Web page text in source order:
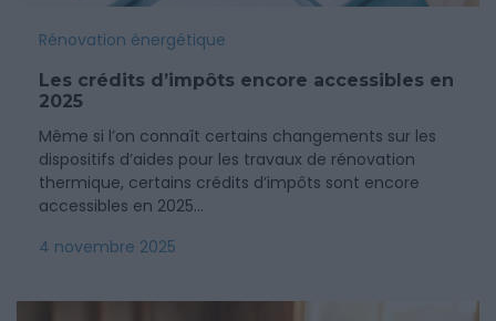
Rénovation énergétique
Les crédits d’impôts encore accessibles en
2025
Même si l’on connaît certains changements sur les
dispositifs d’aides pour les travaux de rénovation
thermique, certains crédits d’impôts sont encore
accessibles en 2025…
4 novembre 2025